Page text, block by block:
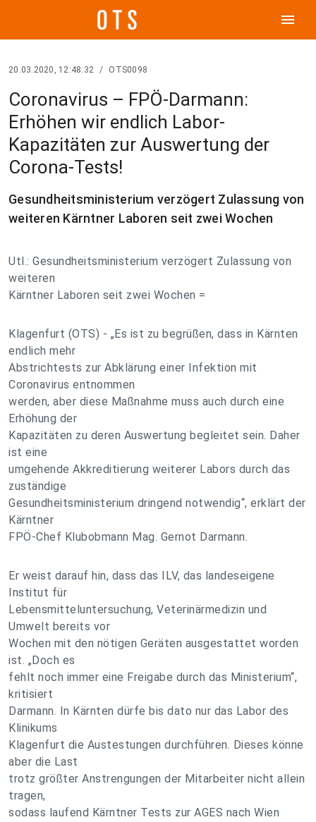
menu
20.03.2020, 12:48:32 / OTS0098
Coronavirus – FPÖ-Darmann:
Erhöhen wir endlich Labor-
Kapazitäten zur Auswertung der
Corona-Tests!
Gesundheitsministerium verzögert Zulassung von
weiteren Kärntner Laboren seit zwei Wochen
Utl.: Gesundheitsministerium verzögert Zulassung von
weiteren
Kärntner Laboren seit zwei Wochen =
Klagenfurt (OTS) - „Es ist zu begrüßen, dass in Kärnten
endlich mehr
Abstrichtests zur Abklärung einer Infektion mit
Coronavirus entnommen
werden, aber diese Maßnahme muss auch durch eine
Erhöhung der
Kapazitäten zu deren Auswertung begleitet sein. Daher
ist eine
umgehende Akkreditierung weiterer Labors durch das
zuständige
Gesundheitsministerium dringend notwendig“, erklärt der
Kärntner
FPÖ-Chef Klubobmann Mag. Gernot Darmann.
Er weist darauf hin, dass das ILV, das landeseigene
Institut für
Lebensmitteluntersuchung, Veterinärmedizin und
Umwelt bereits vor
Wochen mit den nötigen Geräten ausgestattet worden
ist. „Doch es
fehlt noch immer eine Freigabe durch das Ministerium“,
kritisiert
Darmann. In Kärnten dürfe bis dato nur das Labor des
Klinikums
Klagenfurt die Austestungen durchführen. Dieses könne
aber die Last
trotz größter Anstrengungen der Mitarbeiter nicht allein
tragen,
sodass laufend Kärntner Tests zur AGES nach Wien